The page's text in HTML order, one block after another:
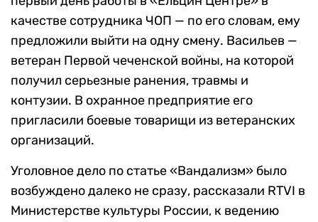
качестве сотрудника ЧОП — по его словам, ему
предложили выйти на одну смену. Васильев —
ветеран Первой чеченской войны, на которой
получил серьезные ранения, травмы и
контузии. В охранное предприятие его
пригласили боевые товарищи из ветеранских
организаций.
Уголовное дело по статье «Вандализм» было
возбуждено далеко не сразу, рассказали RTVI в
Министерстве культуры России, к ведению